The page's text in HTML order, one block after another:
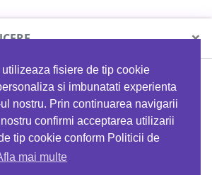
utilizeaza fisiere de tip cookie
si imbunatati experienta
nostru. Prin continuarea navigarii
confirmi acceptarea utilizarii
tip cookie conform Politicii de
mai multe
×
la orice comandă folosind codul
EATTRACK